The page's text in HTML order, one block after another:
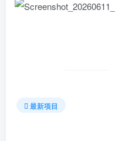
最新项目